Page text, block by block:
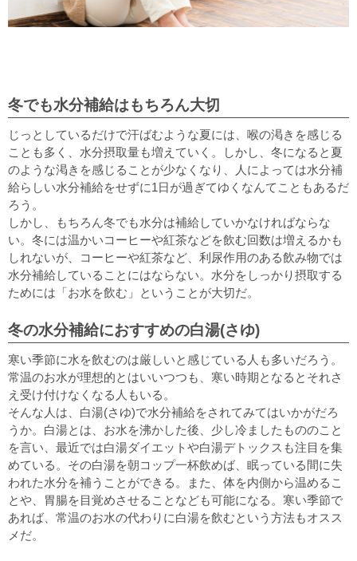
冬でも水分補給はもちろん大切
じっとしているだけで汗ばむような夏には、喉の渇きを感じる
ことも多く、水分摂取量も増えていく。しかし、冬になると夏
のような渇きを感じることが少なくなり、人によっては水分補
給らしい水分補給をせずに1日が過ぎてゆくなんてこともあるだ
ろう。
しかし、もちろん冬でも水分は補給していかなければならな
い。冬には温かいコーヒーや紅茶などを飲む回数は増えるかも
しれないが、コーヒーや紅茶など、利尿作用のある飲み物では
水分補給していることにはならない。水分をしっかり摂取する
ためには「お水を飲む」ということが大切だ。
冬の水分補給におすすめの白湯(さゆ)
寒い季節に水を飲むのは厳しいと感じている人も多いだろう。
常温のお水が理想的とはいいつつも、寒い時期となるとそれさ
え受け付けなくなる人もいる。
そんな人は、白湯(さゆ)で水分補給をされてみてはいかがだろ
うか。白湯とは、お水を沸かした後、少し冷ましたもののこと
を言い、最近では白湯ダイエットや白湯デトックスも注目を集
めている。その白湯を朝コップ一杯飲めば、眠っている間に失
われた水分を補うことができる。また、体を内側から温めるこ
とや、胃腸を目覚めさせることなども可能になる。寒い季節で
あれば、常温のお水の代わりに白湯を飲むという方法もオスス
メだ。